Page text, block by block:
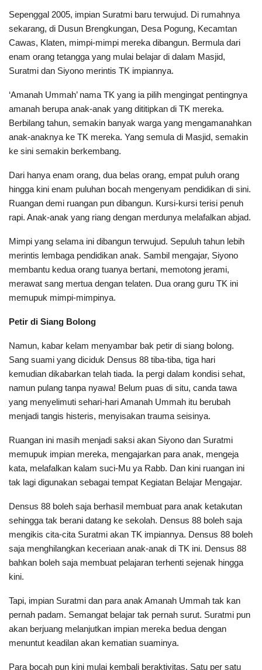
Sepenggal 2005, impian Suratmi baru terwujud. Di rumahnya
sekarang, di Dusun Brengkungan, Desa Pogung, Kecamtan
Cawas, Klaten, mimpi-mimpi mereka dibangun. Bermula dari
enam orang tetangga yang mulai belajar di dalam Masjid,
Suratmi dan Siyono merintis TK impiannya.
‘Amanah Ummah’ nama TK yang ia pilih mengingat pentingnya
amanah berupa anak-anak yang dititipkan di TK mereka.
Berbilang tahun, semakin banyak warga yang mengamanahkan
anak-anaknya ke TK mereka. Yang semula di Masjid, semakin
ke sini semakin berkembang.
Dari hanya enam orang, dua belas orang, empat puluh orang
hingga kini enam puluhan bocah mengenyam pendidikan di sini.
Ruangan demi ruangan pun dibangun. Kursi-kursi terisi penuh
rapi. Anak-anak yang riang dengan merdunya melafalkan abjad.
Mimpi yang selama ini dibangun terwujud. Sepuluh tahun lebih
merintis lembaga pendidikan anak. Sambil mengajar, Siyono
membantu kedua orang tuanya bertani, memotong jerami,
merawat sang mertua dengan telaten. Dua orang guru TK ini
memupuk mimpi-mimpinya.
Petir di Siang Bolong
Namun, kabar kelam menyambar bak petir di siang bolong.
Sang suami yang diciduk Densus 88 tiba-tiba, tiga hari
kemudian dikabarkan telah tiada. Ia pergi dalam kondisi sehat,
namun pulang tanpa nyawa! Belum puas di situ, canda tawa
yang menyelimuti sehari-hari Amanah Ummah itu berubah
menjadi tangis histeris, menyisakan trauma seisinya.
Ruangan ini masih menjadi saksi akan Siyono dan Suratmi
memupuk impian mereka, mengajarkan para anak, mengeja
kata, melafalkan kalam suci-Mu ya Rabb. Dan kini ruangan ini
tak lagi digunakan sebagai tempat Kegiatan Belajar Mengajar.
Densus 88 boleh saja berhasil membuat para anak ketakutan
sehingga tak berani datang ke sekolah. Densus 88 boleh saja
mengikis cita-cita Suratmi akan TK impiannya. Densus 88 boleh
saja menghilangkan keceriaan anak-anak di TK ini. Densus 88
bahkan boleh saja membuat pelajaran terhenti sejenak hingga
kini.
Tapi, impian Suratmi dan para anak Amanah Ummah tak kan
pernah padam. Semangat belajar tak pernah surut. Suratmi pun
akan berjuang melanjutkan impian mereka bedua dengan
menuntut keadilan akan kematian suaminya.
Para bocah pun kini mulai kembali beraktivitas. Satu per satu